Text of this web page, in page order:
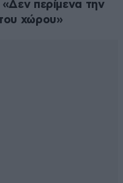
περίμενα την
χώρου»